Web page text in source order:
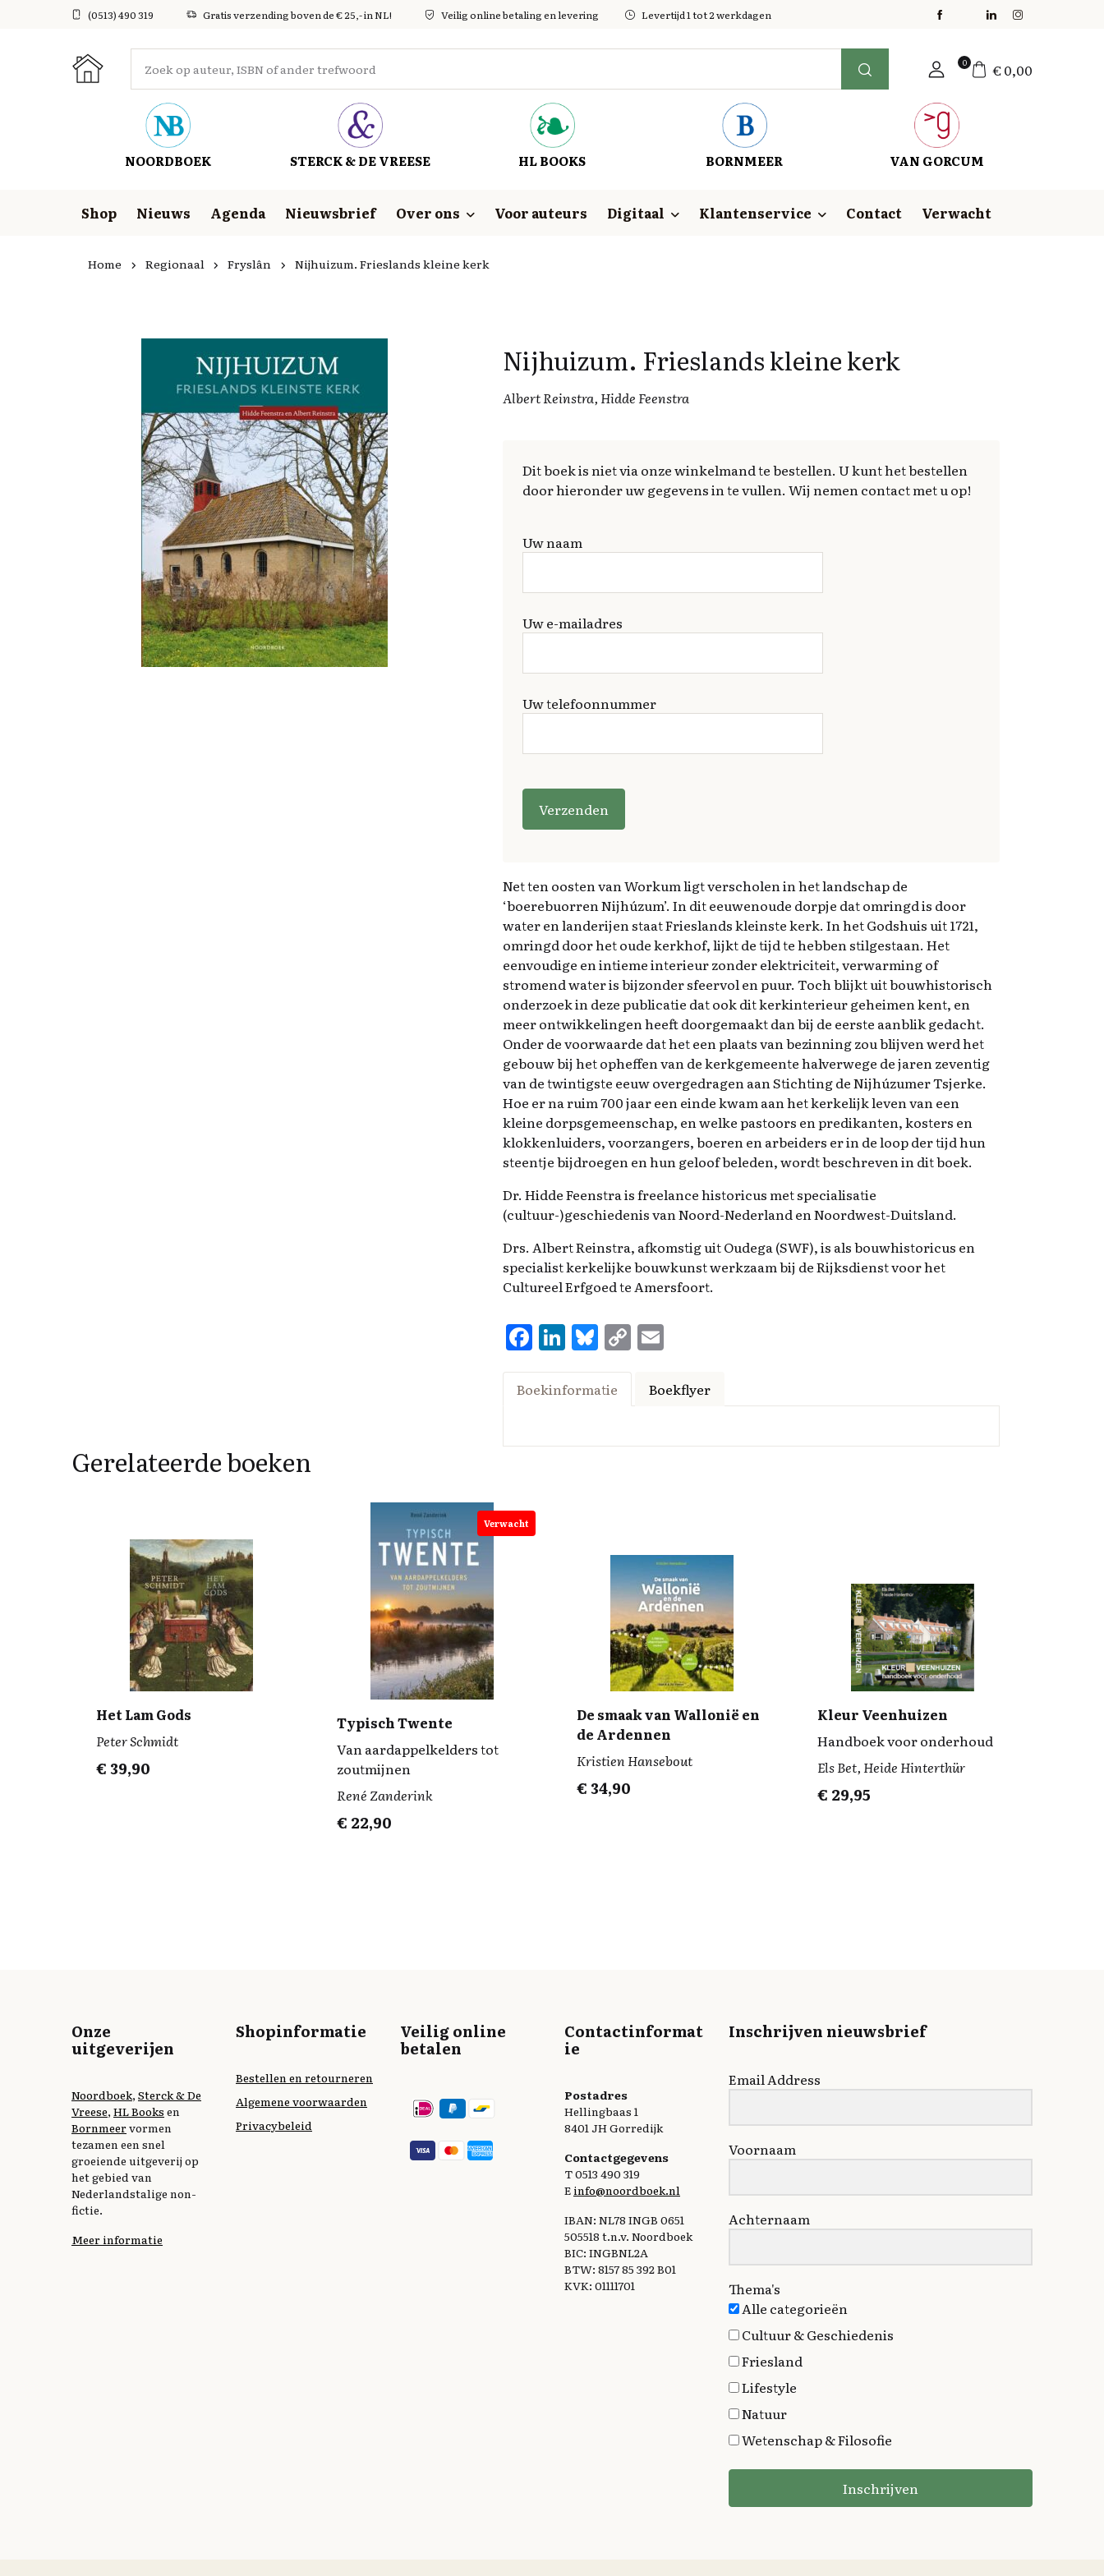
(0513) 490 319 Gratis verzending boven de € 25,- in NL! Veilig online betaling en levering Levertijd 1 tot 2 werkdagen
0 €0,00
NOORDBOEK STERCK & DE VREESE HL BOOKS BORNMEER VAN GORCUM
Shop Nieuws Agenda Nieuwsbrief Over ons Voor auteurs Digitaal Klantenservice Contact Verwacht
Home Regionaal Fryslân Nijhuizum. Frieslands kleine kerk
Nijhuizum. Frieslands kleine kerk
Albert Reinstra, Hidde Feenstra
Dit boek is niet via onze winkelmand te bestellen. U kunt het bestellen
door hieronder uw gegevens in te vullen. Wij nemen contact met u op!
Uw naam
Uw e-mailadres
Uw telefoonnummer
G
li
e
d
it
v
e
l
d
l
e
e
g
t
e
l
a
e
n
Net ten oosten van Workum ligt verscholen in het landschap de
‘boerebuorren Nijhúzum’. In dit eeuwenoude dorpje dat omringd is door
water en landerijen staat Frieslands kleinste kerk. In het Godshuis uit 1721,
omringd door het oude kerkhof, lijkt de tijd te hebben stilgestaan. Het
eenvoudige en intieme interieur zonder elektriciteit, verwarming of
stromend water is bijzonder sfeervol en puur. Toch blijkt uit bouwhistorisch
onderzoek in deze publicatie dat ook dit kerkinterieur geheimen kent, en
meer ontwikkelingen heeft doorgemaakt dan bij de eerste aanblik gedacht.
Onder de voorwaarde dat het een plaats van bezinning zou blijven werd het
gebouw bij het opheffen van de kerkgemeente halverwege de jaren zeventig
van de twintigste eeuw overgedragen aan Stichting de Nijhúzumer Tsjerke.
Hoe er na ruim 700 jaar een einde kwam aan het kerkelijk leven van een
kleine dorpsgemeenschap, en welke pastoors en predikanten, kosters en
klokkenluiders, voorzangers, boeren en arbeiders er in de loop der tijd hun
steentje bijdroegen en hun geloof beleden, wordt beschreven in dit boek.
Dr. Hidde Feenstra is freelance historicus met specialisatie
(cultuur-)geschiedenis van Noord-Nederland en Noordwest-Duitsland.
Drs. Albert Reinstra, afkomstig uit Oudega (SWF), is als bouwhistoricus en
specialist kerkelijke bouwkunst werkzaam bij de Rijksdienst voor het
Cultureel Erfgoed te Amersfoort.
F
a
ce
o
Li
n
k
d
Bl
u
es
y
C
o
y
Li
ai
Boekinformatie Boekflyer
Gerelateerde boeken
Het Lam Gods
Peter Schmidt
€39,90
Verwacht
Typisch Twente
Van aardappelkelders tot
zoutmijnen
René Zanderink
€ 22,90
De smaak van Wallonië en
de Ardennen
Kristien Hansebout
€34,90
Kleur Veenhuizen
Handboek voor onderhoud
Els Bet, Heide Hinterthür
€ 29,95
Onze
uitgeverijen
Noordboek, Sterck & De
Vreese, HL Books en
Bornmeervormen
tezamen een snel
groeiende uitgeverij op
het gebied van
Nederlandstalige non-
fictie.
Meer informatie
Shopinformatie
Bestellen en retourneren
Algemene voorwaarden
Privacybeleid
Veilig online
betalen
Contactinformat
ie
Postadres
Hellingbaas 1
8401 JH Gorredijk
Contactgegevens
T 0513 490 319
E info@noordboek.nl
IBAN: NL78 INGB 0651
505518 t.n.v. Noordboek
BIC: INGBNL2A
BTW: 8157 85 392 B01
KVK: 01111701
Inschrijven nieuwsbrief
Email Address
Voornaam
Achternaam
Thema's
Alle categorieën
Cultuur & Geschiedenis
Friesland
Lifestyle
Natuur
Wetenschap & Filosofie
Inschrijven